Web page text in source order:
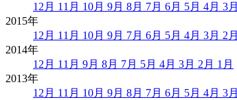
12月 11月 10月 9月 8月 7月 6月 5月 4月 3月
2015年
12月 11月 10月 9月 7月 6月 5月 4月 3月 2月
2014年
12月 11月 9月 8月 7月 5月 4月 3月 2月 1月
2013年
12月 11月 10月 9月 8月 7月 6月 5月 4月 3月